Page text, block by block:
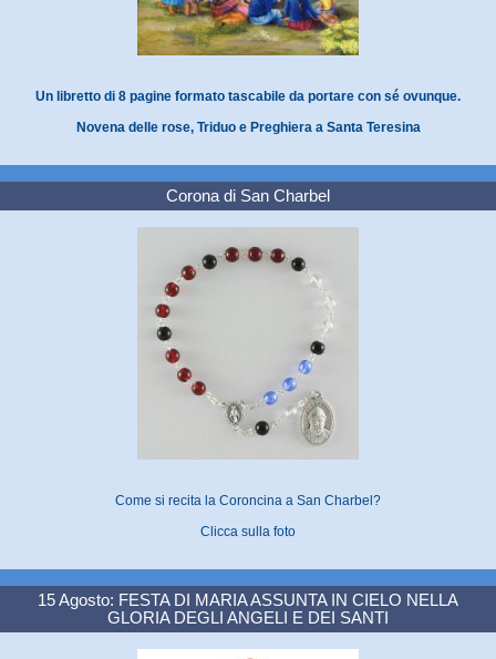
Un libretto di 8 pagine formato tascabile da portare con sé ovunque.
Novena delle rose, Triduo e Preghiera a Santa Teresina
Corona di San Charbel
Come si recita la Coroncina a San Charbel?
Clicca sulla foto
15 Agosto: FESTA DI MARIA ASSUNTA IN CIELO NELLA
GLORIA DEGLI ANGELI E DEI SANTI